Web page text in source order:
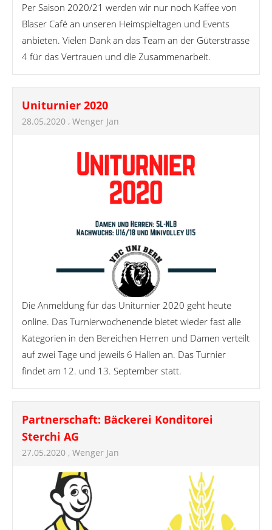
Per Saison 2020/21 werden wir nur noch Kaffee von
Blaser Café an unseren Heimspieltagen und Events
anbieten. Vielen Dank an das Team an der Güterstrasse
4 für das Vertrauen und die Zusammenarbeit.
Uniturnier 2020
28.05.2020 , Wenger Jan
Die Anmeldung für das Uniturnier 2020 geht heute
online. Das Turnierwochenende bietet wieder fast alle
Kategorien in den Bereichen Herren und Damen verteilt
auf zwei Tage und jeweils 6 Hallen an. Das Turnier
findet am 12. und 13. September statt.
Partnerschaft: Bäckerei Konditorei
Sterchi AG
27.05.2020 , Wenger Jan